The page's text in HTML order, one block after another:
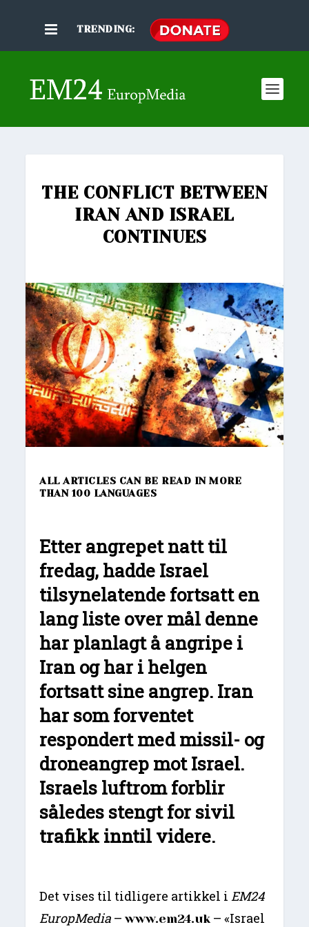
TRENDING:
THE CONFLICT BETWEEN
IRAN AND ISRAEL
CONTINUES
ALL ARTICLES CAN BE READ IN MORE
THAN 100 LANGUAGES
Etter angrepet natt til
fredag, hadde Israel
tilsynelatende fortsatt en
lang liste over mål denne
har planlagt å angripe i
Iran og har i helgen
fortsatt sine angrep. Iran
har som forventet
respondert med missil- og
droneangrep mot Israel.
Israels luftrom forblir
således stengt for sivil
trafikk inntil videre.
Det vises til tidligere artikkel i EM24
EuropMedia –www.em24.uk – «Israel